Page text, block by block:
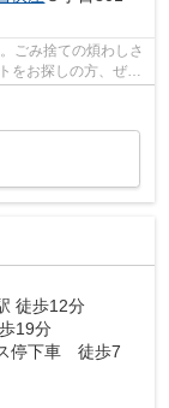
ごみ捨ての煩わしさ
をお探しの方、ぜひ
徒歩12分
19分
停下車 徒歩7